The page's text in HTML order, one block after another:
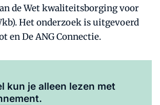
de Wet kwaliteitsborging voor
Het onderzoek is uitgevoerd
en De ANG Connectie.
kun je alleen lezen met